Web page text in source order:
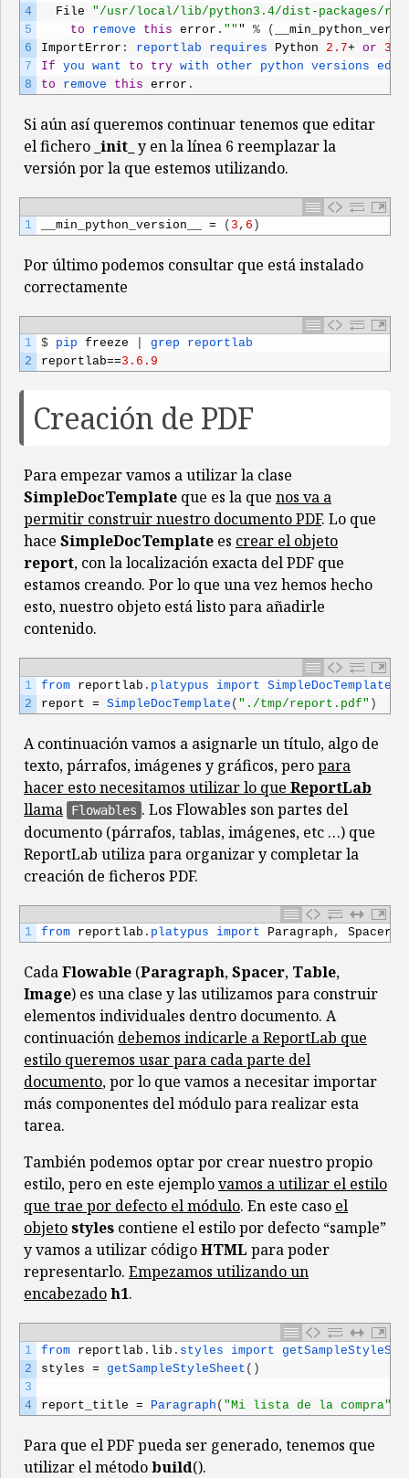
4
5
6
7
8
File
"/usr/local/lib/python3.4/dist-packages/
to
remove this error . "" " % (
ImportError : reportlab requires Python 2.7+ or 3.6
If you want to try with other python versions
to
remove this error .
Si aún así queremos continuar tenemos que editar
el fichero _init_ y en la línea 6 reemplazar la
versión por la que estemos utilizando.
1 __min_python_version__ = ( 3 , 6 )
Por último podemos consultar que está instalado
correctamente
1
2
$ pip freeze grep reportlab
reportlab==3.6.9
Creación de PDF
Para empezar vamos a utilizar la clase
SimpleDocTemplate que es la que nos va a
permitir construir nuestro documento PDF. Lo que
hace SimpleDocTemplate es crear el objeto
report, con la localización exacta del PDF que
estamos creando. Por lo que una vez hemos hecho
esto, nuestro objeto está listo para añadirle
contenido.
1
2
from reportlab . platypus import SimpleDocTemplate
report = SimpleDocTemplate ( "./tmp/report.pdf" )
A continuación vamos a asignarle un título, algo de
texto, párrafos, imágenes y gráficos, peropara
hacer esto necesitamos utilizar lo que ReportLab
llama
Flowables . Los Flowables son partes del
documento (párrafos, tablas, imágenes, etc …) que
ReportLab utiliza para organizar y completar la
creación de ficheros PDF.
1 from reportlab . platypus import Paragraph , Spacer
CadaFlowable (Paragraph,Spacer, Table,
Image) es una clase y las utilizamos para construir
elementos individuales dentro documento. A
continuación debemos indicarle a ReportLab que
estilo queremos usar para cada parte del
documento, por lo que vamos a necesitar importar
más componentes del módulo para realizar esta
tarea.
También podemos optar por crear nuestro propio
estilo, pero en este ejemplovamos a utilizar el estilo
que trae por defecto el módulo. En este caso el
objetostyles contiene el estilo por defecto “sample”
y vamos a utilizar códigoHTML para poder
representarlo. Empezamos utilizando un
encabezadoh1.
1
2
3
4
from reportlab . lib . styles import
styles = getSampleStyleSheet ( )
report_title = Paragraph ( "Mi lista de la compra"
Para que el PDF pueda ser generado, tenemos que
utilizar el métodobuild().